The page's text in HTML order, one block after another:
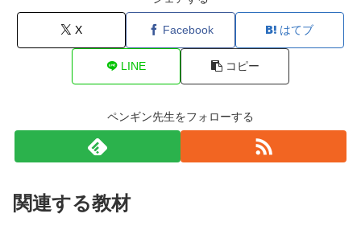
X Facebook はてブ
LINE コピー
ペンギン先生をフォローする
関連する教材